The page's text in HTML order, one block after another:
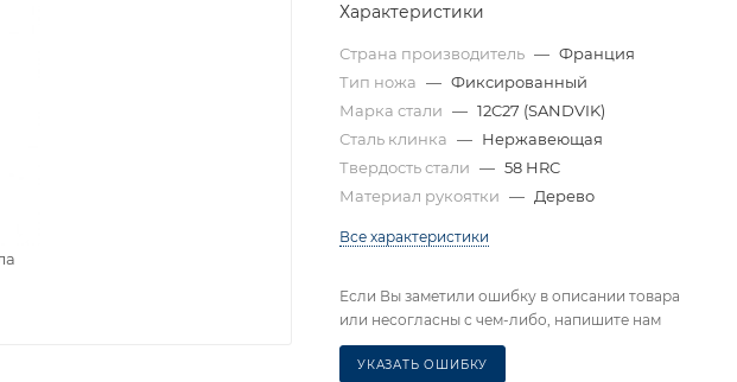
Характеристики
Страна производитель — Франция
Тип ножа — Фиксированный
Марка стали — 12C27 (SANDVIK)
Сталь клинка — Нержавеющая
Твердость стали — 58 HRC
Материал рукоятки — Дерево
Все характеристики
Если Вы заметили ошибку в описании товара
или несогласны с чем-либо, напишите нам
УКАЗАТЬ ОШИБКУ